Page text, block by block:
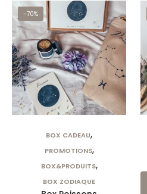
-70%
BOX CADEAU,
PROMOTIONS,
BOX&PRODUITS,
BOX ZODIAQUE